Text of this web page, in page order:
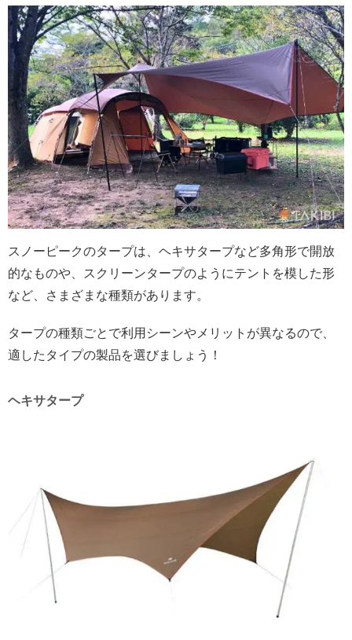
スノーピークのタープは、ヘキサタープなど多角形で開放
的なものや、スクリーンタープのようにテントを模した形
など、さまざまな種類があります。
タープの種類ごとで利用シーンやメリットが異なるので、
適したタイプの製品を選びましょう！
ヘキサタープ